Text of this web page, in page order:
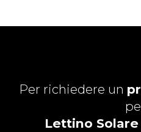
Per richiedere un
Lettino